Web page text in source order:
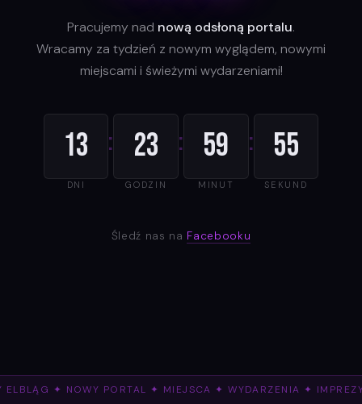
Pracujemy nad nową odsłoną portalu.
Wracamy za tydzień z nowym wyglądem, nowymi
miejscami i świeżymi wydarzeniami!
13
DNI
: 23
GODZIN
: 59
MINUT
: 55
SEKUND
Śledź nas na Facebooku
ELBLĄG ✦ NOWY PORTAL ✦ MIEJSCA ✦ WYDARZENIA ✦